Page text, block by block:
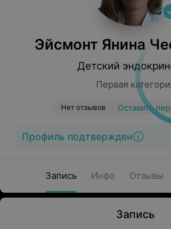
Эйсмонт Янина
Детский
Первая
Нет отзывов Оставить
Профиль подтвержден
Запись Инфо Отзывы
Запись